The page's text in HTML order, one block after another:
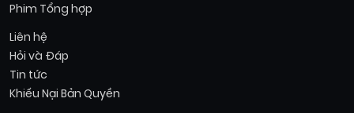
Phim Tổng hợp
Liên hệ
Hỏi và Đáp
Tin tức
Khiếu Nại Bản Quyền